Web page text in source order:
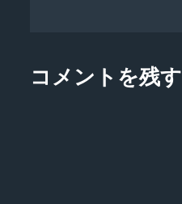
ゲ
コメントを残す